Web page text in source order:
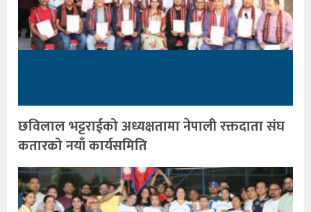
छविलाल भट्टराईको अध्यक्षतामा नेपाली रक्तदाता संघ
कतारको नयाँ कार्यसमिति